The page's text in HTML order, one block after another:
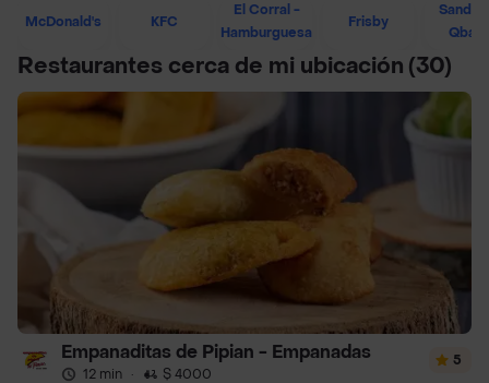
McDonald's KFC
El Corral -
Hamburguesa
Frisby
Restaurantes cerca de mi ubicación (30)
Empanaditas de Pipian - Empanadas
12 min · $ 4000
5